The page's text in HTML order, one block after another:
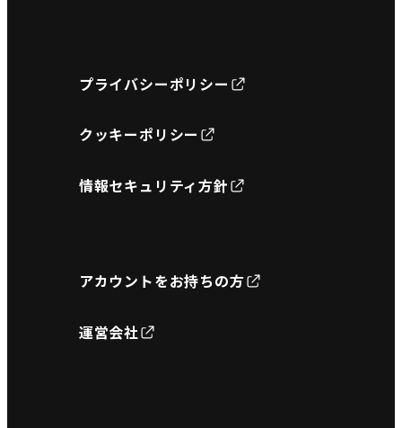
プライバシーポリシー
クッキーポリシー
情報セキュリティ方針
アカウントをお持ちの方
運営会社